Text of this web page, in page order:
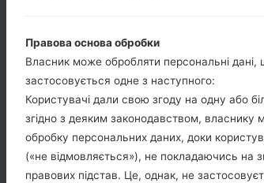
Правова основа обробки
Власник може обробляти персональні
застосовується одне з наступного:
Користувачі дали свою згоду на одну або
згідно з деяким законодавством, власнику
обробку персональних даних, доки
(«не відмовляється»), не покладаючись на
правових підстав. Це, однак, не